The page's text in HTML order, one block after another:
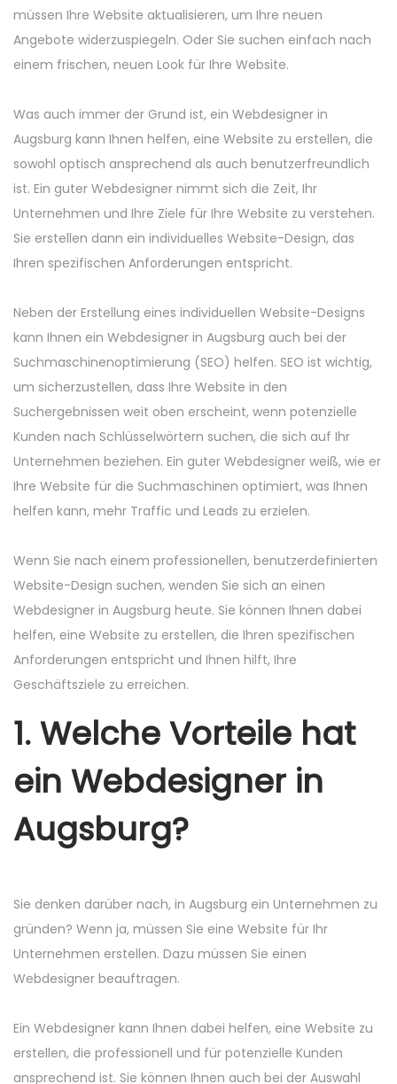
müssen Ihre Website aktualisieren, um Ihre neuen
Angebote widerzuspiegeln. Oder Sie suchen einfach nach
einem frischen, neuen Look für Ihre Website.
Was auch immer der Grund ist, ein Webdesigner in
Augsburg kann Ihnen helfen, eine Website zu erstellen, die
sowohl optisch ansprechend als auch benutzerfreundlich
ist. Ein guter Webdesigner nimmt sich die Zeit, Ihr
Unternehmen und Ihre Ziele für Ihre Website zu verstehen.
Sie erstellen dann ein individuelles Website-Design, das
Ihren spezifischen Anforderungen entspricht.
Neben der Erstellung eines individuellen Website-Designs
kann Ihnen ein Webdesigner in Augsburg auch bei der
Suchmaschinenoptimierung (SEO) helfen. SEO ist wichtig,
um sicherzustellen, dass Ihre Website in den
Suchergebnissen weit oben erscheint, wenn potenzielle
Kunden nach Schlüsselwörtern suchen, die sich auf Ihr
Unternehmen beziehen. Ein guter Webdesigner weiß, wie er
Ihre Website für die Suchmaschinen optimiert, was Ihnen
helfen kann, mehr Traffic und Leads zu erzielen.
Wenn Sie nach einem professionellen, benutzerdefinierten
Website-Design suchen, wenden Sie sich an einen
Webdesigner in Augsburg heute. Sie können Ihnen dabei
helfen, eine Website zu erstellen, die Ihren spezifischen
Anforderungen entspricht und Ihnen hilft, Ihre
Geschäftsziele zu erreichen.
1. Welche Vorteile hat
ein Webdesigner in
Augsburg?
Sie denken darüber nach, in Augsburg ein Unternehmen zu
gründen? Wenn ja, müssen Sie eine Website für Ihr
Unternehmen erstellen. Dazu müssen Sie einen
Webdesigner beauftragen.
Ein Webdesigner kann Ihnen dabei helfen, eine Website zu
erstellen, die professionell und für potenzielle Kunden
ansprechend ist. Sie können Ihnen auch bei der Auswahl